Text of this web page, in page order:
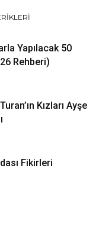
Yapılacak 50
Rehberi)
Kızları Ayşe
Fikirleri